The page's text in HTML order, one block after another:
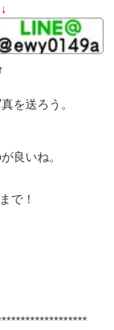
を送ろう。
良いね。
で！